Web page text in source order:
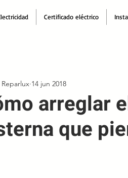
Certificado eléctrico
arreglar
que
Reparlux 14 jun 2018